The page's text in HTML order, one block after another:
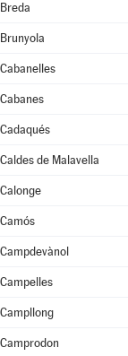
Breda
Brunyola
Cabanelles
Cabanes
Cadaqués
Caldes de Malavella
Calonge
Camós
Campdevànol
Campelles
Campllong
Camprodon